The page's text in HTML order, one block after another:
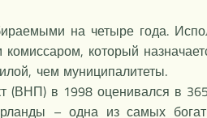
на четыре года.
который
чем муниципалитеты.
(ВНП) в 1998 оценивался в
– одна из самых